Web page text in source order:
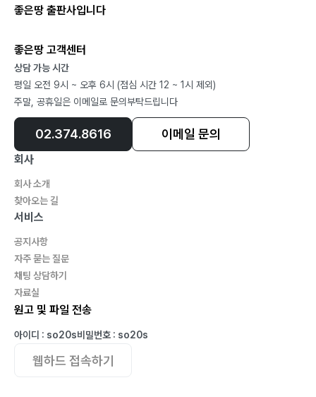
제적·사회적 질병’ 암을 대비하려면…
좋은땅 출판사입니다
좋은땅 고객센터
상담 가능 시간
평일 오전 9시 ~ 오후 6시 (점심 시간 12 ~ 1시 제외)
주말, 공휴일은 이메일로 문의부탁드립니다
02.374.8616 이메일 문의
회사
회사 소개
찾아오는 길
서비스
공지사항
자주 묻는 질문
채팅 상담하기
자료실
원고 및 파일 전송
아이디 : so20s비밀번호 : so20s
웹하드 접속하기